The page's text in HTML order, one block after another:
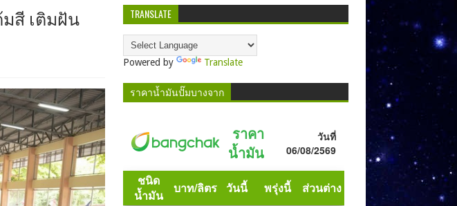
มสี เติมฝัน
TRANSLATE
Powered by Translate
ราคาน้ำมันปั๊มบางจาก